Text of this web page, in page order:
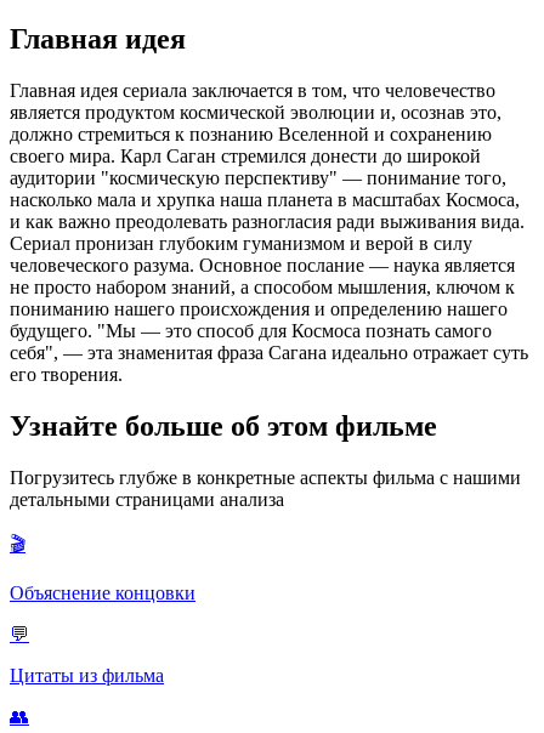
Главная идея
Главная идея сериала заключается в том, что человечество
является продуктом космической эволюции и, осознав это,
должно стремиться к познанию Вселенной и сохранению
своего мира. Карл Саган стремился донести до широкой
аудитории "космическую перспективу" — понимание того,
насколько мала и хрупка наша планета в масштабах Космоса,
и как важно преодолевать разногласия ради выживания вида.
Сериал пронизан глубоким гуманизмом и верой в силу
человеческого разума. Основное послание — наука является
не просто набором знаний, а способом мышления, ключом к
пониманию нашего происхождения и определению нашего
будущего. "Мы — это способ для Космоса познать самого
себя", — эта знаменитая фраза Сагана идеально отражает суть
его творения.
Узнайте больше об этом фильме
Погрузитесь глубже в конкретные аспекты фильма с нашими
детальными страницами анализа
🎬
Объяснение концовки
💬
Цитаты из фильма
👥